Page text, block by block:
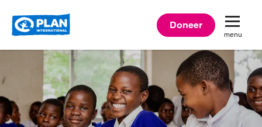
Doneer
menu